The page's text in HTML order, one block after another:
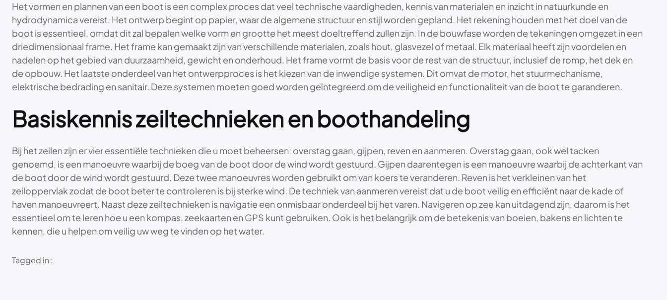
Het vormen en plannen van een boot is een complex proces dat veel technische vaardigheden, kennis van materialen en inzicht in natuurkunde en
hydrodynamica vereist. Het ontwerp begint op papier, waar de algemene structuur en stijl worden gepland. Het rekening houden met het doel van de
boot is essentieel, omdat dit zal bepalen welke vorm en grootte het meest doeltreffend zullen zijn. In de bouwfase worden de tekeningen omgezet in een
driedimensionaal frame. Het frame kan gemaakt zijn van verschillende materialen, zoals hout, glasvezel of metaal. Elk materiaal heeft zijn voordelen en
nadelen op het gebied van duurzaamheid, gewicht en onderhoud. Het frame vormt de basis voor de rest van de structuur, inclusief de romp, het dek en
de opbouw. Het laatste onderdeel van het ontwerpproces is het kiezen van de inwendige systemen. Dit omvat de motor, het stuurmechanisme,
elektrische bedrading en sanitair. Deze systemen moeten goed worden geïntegreerd om de veiligheid en functionaliteit van de boot te garanderen.
Basiskennis zeiltechnieken en boothandeling
Bij het zeilen zijn er vier essentiële technieken die u moet beheersen: overstag gaan, gijpen, reven en aanmeren. Overstag gaan, ook wel tacken
genoemd, is een manoeuvre waarbij de boeg van de boot door de wind wordt gestuurd. Gijpen daarentegen is een manoeuvre waarbij de achterkant van
de boot door de wind wordt gestuurd. Deze twee manoeuvres worden gebruikt om van koers te veranderen. Reven is het verkleinen van het
zeiloppervlak zodat de boot beter te controleren is bij sterke wind. De techniek van aanmeren vereist dat u de boot veilig en efficiënt naar de kade of
haven manoeuvreert. Naast deze zeiltechnieken is navigatie een onmisbaar onderdeel bij het varen. Navigeren op zee kan uitdagend zijn, daarom is het
essentieel om te leren hoe u een kompas, zeekaarten en GPS kunt gebruiken. Ook is het belangrijk om de betekenis van boeien, bakens en lichten te
kennen, die u helpen om veilig uw weg te vinden op het water.
Tagged in :